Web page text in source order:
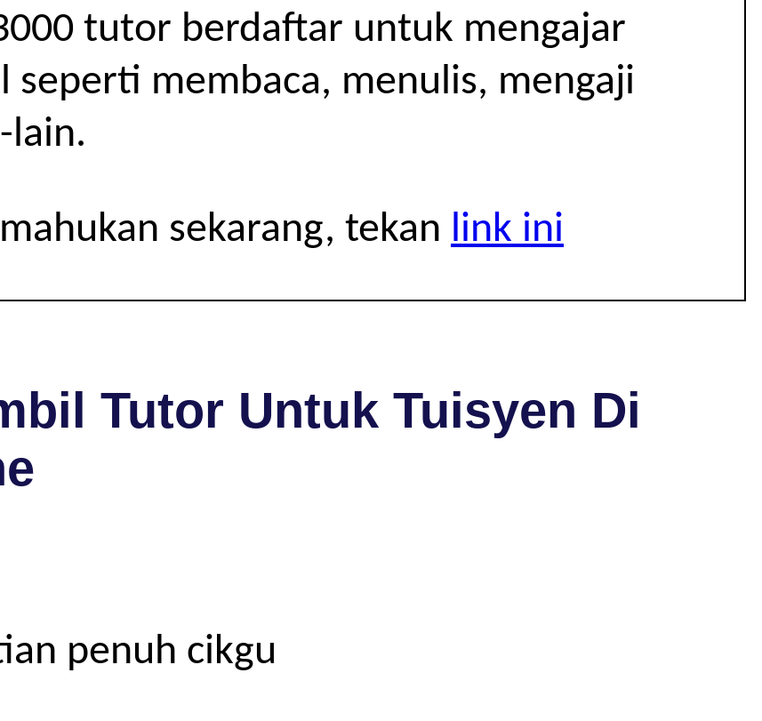
tutor berdaftar untuk mengajar
seperti membaca, menulis, mengaji
lain.
sekarang, tekan link ini
Tutor Untuk Tuisyen Di
penuh cikgu